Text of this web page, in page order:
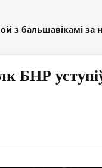
з бальшавікамі за
БНР